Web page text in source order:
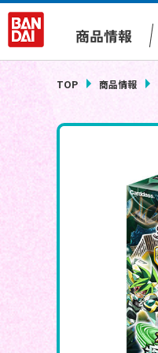
商品情報
TOP 商品情報